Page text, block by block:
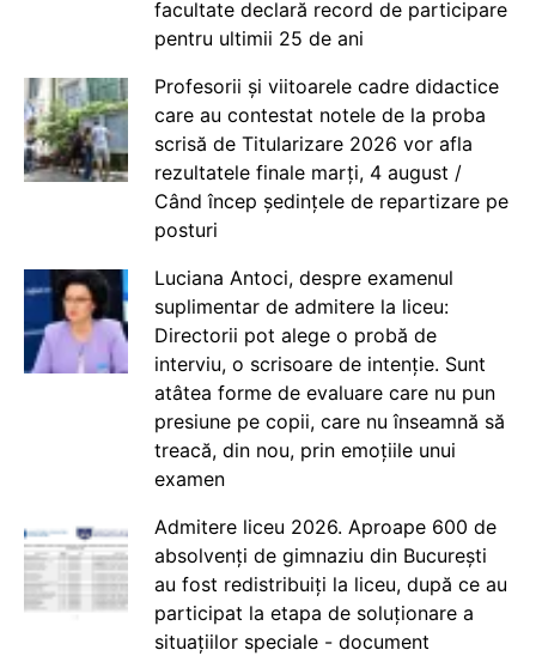
facultate declară record de participare
pentru ultimii 25 de ani
Profesorii și viitoarele cadre didactice
care au contestat notele de la proba
scrisă de Titularizare 2026 vor afla
rezultatele finale marți, 4 august /
Când încep ședințele de repartizare pe
posturi
Luciana Antoci, despre examenul
suplimentar de admitere la liceu:
Directorii pot alege o probă de
interviu, o scrisoare de intenție. Sunt
atâtea forme de evaluare care nu pun
presiune pe copii, care nu înseamnă să
treacă, din nou, prin emoțiile unui
examen
Admitere liceu 2026. Aproape 600 de
absolvenți de gimnaziu din București
au fost redistribuiți la liceu, după ce au
participat la etapa de soluționare a
situațiilor speciale - document